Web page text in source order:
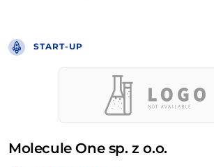
START-UP
Molecule One sp. z o.o.